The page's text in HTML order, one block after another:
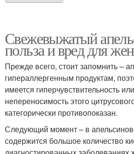
Свежевыжатый
польза и вред для
Прежде всего, стоит запомнить –
гипераллергенным продуктам,
имеется гиперчувствительность
непереносимость этого
категорически противопоказан.
Следующий момент – в
содержится большое количество